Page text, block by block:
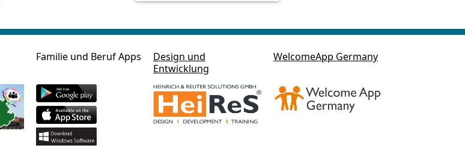
Familie und Beruf Apps
Design und
Entwicklung
WelcomeApp Germany